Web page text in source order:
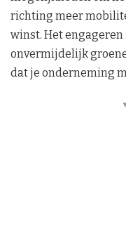
richting meer
winst. Het
onvermijdelijk
dat je onderneming